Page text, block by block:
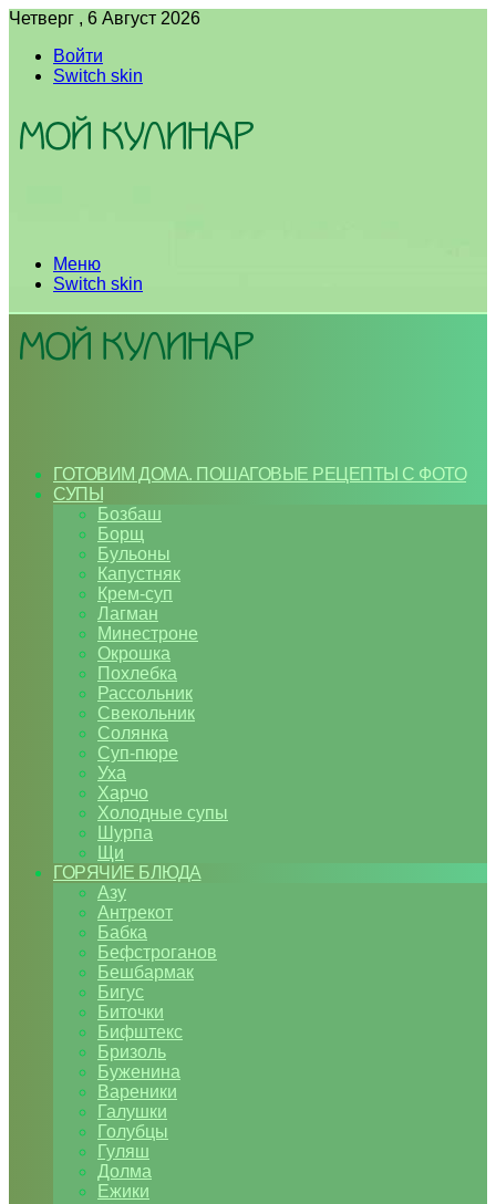
Четверг , 6 Август 2026
Войти
Switch skin
Меню
Switch skin
ГОТОВИМ ДОМА. ПОШАГОВЫЕ РЕЦЕПТЫ С ФОТО
СУПЫ
Бозбаш
Борщ
Бульоны
Капустняк
Крем-суп
Лагман
Минестроне
Окрошка
Похлебка
Рассольник
Свекольник
Солянка
Суп-пюре
Уха
Харчо
Холодные супы
Шурпа
Щи
ГОРЯЧИЕ БЛЮДА
Азу
Антрекот
Бабка
Бефстроганов
Бешбармак
Бигус
Биточки
Бифштекс
Бризоль
Буженина
Вареники
Галушки
Голубцы
Гуляш
Долма
Ежики